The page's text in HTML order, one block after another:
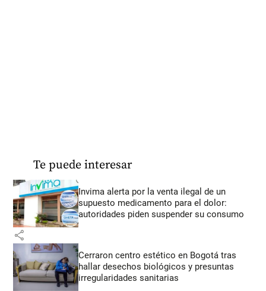
Te puede interesar
Invima alerta por la venta ilegal de un
supuesto medicamento para el dolor:
autoridades piden suspender su consumo
share
Cerraron centro estético en Bogotá tras
hallar desechos biológicos y presuntas
irregularidades sanitarias